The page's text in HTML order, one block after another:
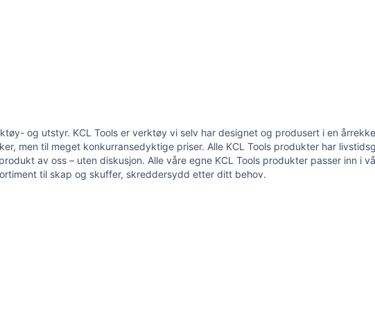
og utstyr. KCL Tools er verktøy vi selv har designet og produsert i en
men til meget konkurransedyktige priser. Alle KCL Tools produkter har
av oss – uten diskusjon. Alle våre egne KCL Tools produkter passer inn i
til skap og skuffer, skreddersydd etter ditt behov.